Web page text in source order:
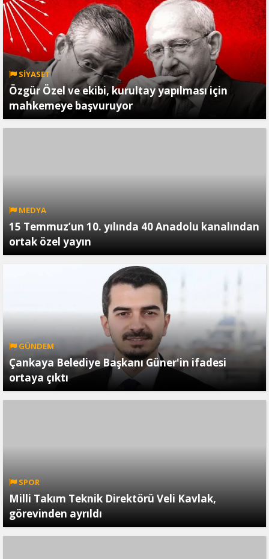
SİYASET
Özgür Özel ve ekibi, kurultay yapılması için
mahkemeye başvuruyor
MEDYA
15 Temmuz’un 10. yılında 40 Anadolu kanalından
ortak özel yayın
GÜNDEM
Çankaya Belediye Başkanı Güner'in ifadesi
ortaya çıktı
SPOR
Milli Takım Teknik Direktörü Veli Kavlak,
görevinden ayrıldı